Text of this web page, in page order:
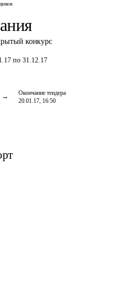
конкурс
по 31.12.17
Окончание тендера
20.01.17, 16:50